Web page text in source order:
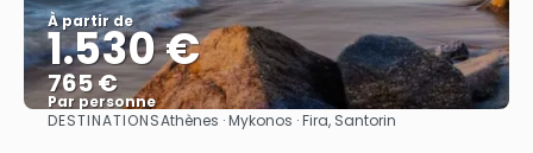
À partir de
1.530 €
765 €
Par personne
Afficher
DESTINATIONSAthènes · Mykonos · Fira, Santorin